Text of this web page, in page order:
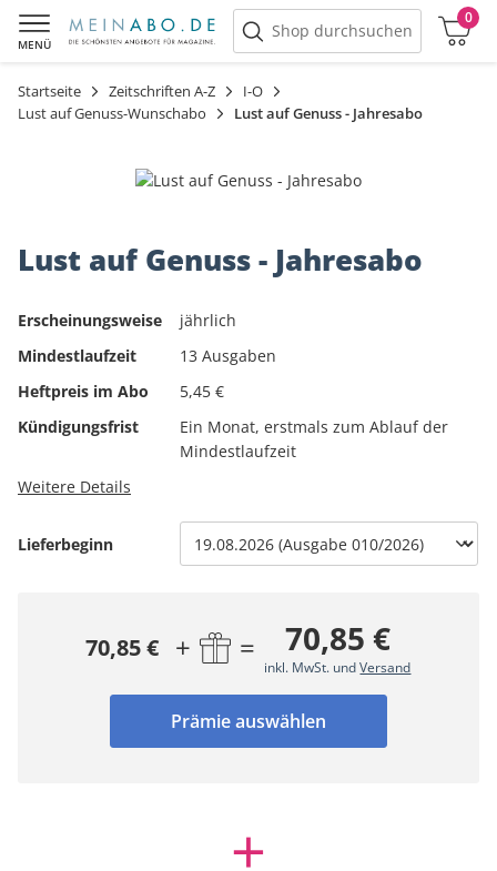
MENÜ
Shop durchsuchen
0
Warenkorb
Startseite Zeitschriften A-Z
I-O
Lust auf Genuss-Wunschabo
Lust auf Genuss - Jahresabo
Lust auf Genuss - Jahresabo
Erscheinungsweise
jährlich
Mindestlaufzeit
13 Ausgaben
Heftpreis im Abo
5,45 €
Kündigungsfrist
Ein Monat, erstmals zum Ablauf der
Mindestlaufzeit
Weitere Details
Lieferbeginn
70,85 € + = 70,85 €
inkl. MwSt. undVersand
Prämie auswählen